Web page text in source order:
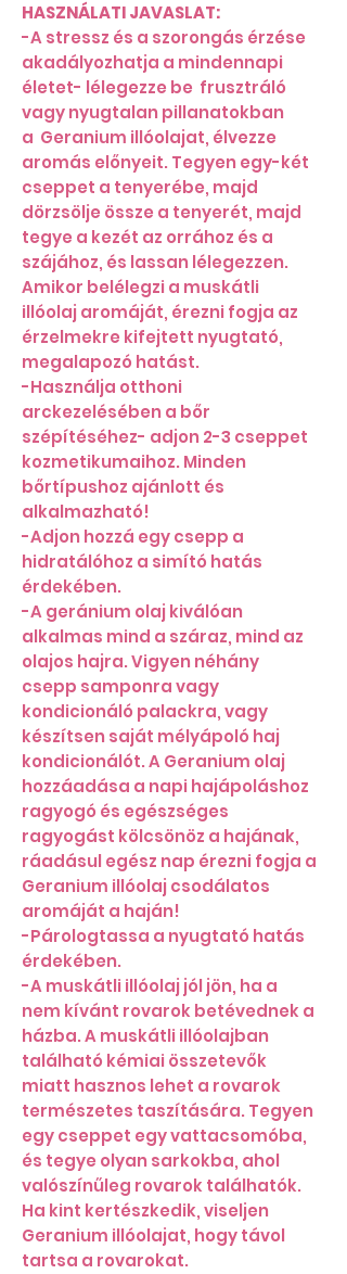
HASZNÁLATI JAVASLAT:
-A stressz és a szorongás érzése
akadályozhatja a mindennapi
életet- lélegezze be frusztráló
vagy nyugtalan pillanatokban
a Geranium illóolajat, élvezze
aromás előnyeit. Tegyen egy-két
cseppet a tenyerébe, majd
dörzsölje össze a tenyerét, majd
tegye a kezét az orrához és a
szájához, és lassan lélegezzen.
Amikor belélegzi a muskátli
illóolaj aromáját, érezni fogja az
érzelmekre kifejtett nyugtató,
megalapozó hatást.
-Használja otthoni
arckezelésében a bőr
szépítéséhez- adjon 2-3 cseppet
kozmetikumaihoz. Minden
bőrtípushoz ajánlott és
alkalmazható!
-Adjon hozzá egy csepp a
hidratálóhoz a simító hatás
érdekében.
-A geránium olaj kiválóan
alkalmas mind a száraz, mind az
olajos hajra. Vigyen néhány
csepp samponra vagy
kondicionáló palackra, vagy
készítsen saját mélyápoló haj
kondicionálót. A Geranium olaj
hozzáadása a napi hajápoláshoz
ragyogó és egészséges
ragyogást kölcsönöz a hajának,
ráadásul egész nap érezni fogja a
Geranium illóolaj csodálatos
aromáját a haján!
-Párologtassa a nyugtató hatás
érdekében.
-A muskátli illóolaj jól jön, ha a
nem kívánt rovarok betévednek a
házba. A muskátli illóolajban
található kémiai összetevők
miatt hasznos lehet a rovarok
természetes taszítására. Tegyen
egy cseppet egy vattacsomóba,
és tegye olyan sarkokba, ahol
valószínűleg rovarok találhatók.
Ha kint kertészkedik, viseljen
Geranium illóolajat, hogy távol
tartsa a rovarokat.